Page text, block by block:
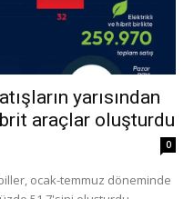
yarısından
araçlar oluşturdu
0
ocak-temmuz döneminde